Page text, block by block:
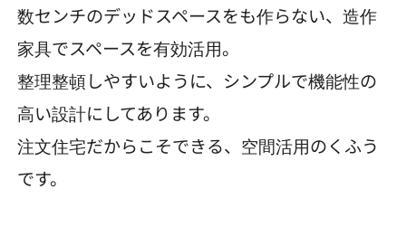
数センチのデッドスペースをも作らない、造作
家具でスペースを有効活用。
整理整頓しやすいように、シンプルで機能性の
高い設計にしてあります。
注文住宅だからこそできる、空間活用のくふう
です。